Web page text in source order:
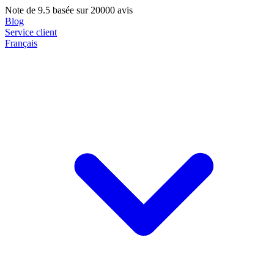
Note de 9.5 basée sur 20000 avis
Blog
Service client
Français